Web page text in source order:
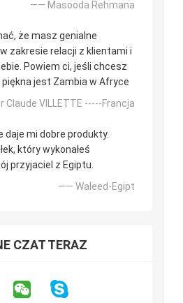
—— Masooda Rehmana
że masz genialne
zakresie relacji z klientami i
Powiem ci, jeśli chcesz
jest Zambia w Afryce
Claude VILLETTE -----Francja
daje mi dobre produkty.
który wykonałeś
przyjaciel z Egiptu.
—— Waleed-Egipt
CZAT TERAZ